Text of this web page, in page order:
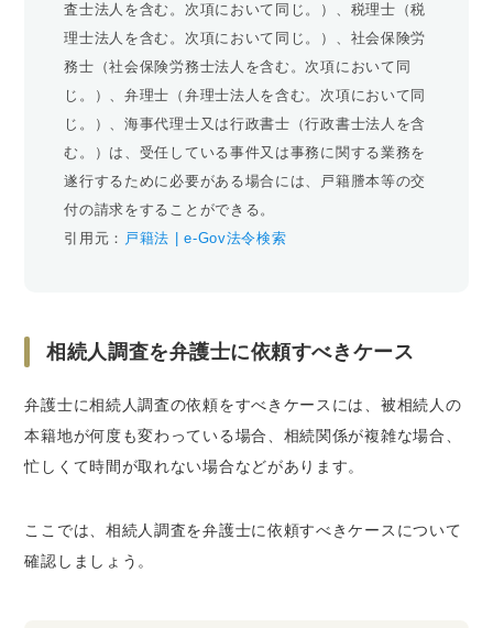
査士法人を含む。次項において同じ。）、税理士（税
理士法人を含む。次項において同じ。）、社会保険労
務士（社会保険労務士法人を含む。次項において同
じ。）、弁理士（弁理士法人を含む。次項において同
じ。）、海事代理士又は行政書士（行政書士法人を含
む。）は、受任している事件又は事務に関する業務を
遂行するために必要がある場合には、戸籍謄本等の交
付の請求をすることができる。
引用元： 戸籍法 | e-Gov法令検索
相続人調査を弁護士に依頼すべきケース
弁護士に相続人調査の依頼をすべきケースには、被相続人の
本籍地が何度も変わっている場合、相続関係が複雑な場合、
忙しくて時間が取れない場合などがあります。
ここでは、相続人調査を弁護士に依頼すべきケースについて
確認しましょう。